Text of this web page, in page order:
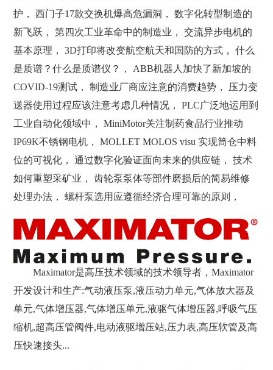
护， 西门子17款交换机爆高危漏洞， 数字化转型制造的
新飞跃， 第四次工业革命中的制造业， 交流异步电机的
基本原理， 3D打印将改变航空航天和国防的方式， 什么
是质谱？什么是质谱仪？， ABB机器人加快了新加坡的
COVID-19测试， 制造业厂商应注意的消费趋势， 压力变
送器使用过程应该注意考虑几种情况， PLC广泛地运用到
工业自动化领域中， MiniMotor关注制药食品行业推动
IP69K不锈钢电机， MOLLET MOLOS visu 实现筒仓中料
位的可视化， 通过数字化验证面向未来的供应链， 技术
如何重塑采矿业， 齿轮泵泵体等部件磨损后的简易维修
处理办法， 螺杆泵选用应遵循经济合理可靠的原则，
Maximator是高压技术领域的技术领导者，Maximator
开发设计和生产:气动液压泵,液压动力单元,气体放大器及
单元,气体增压器,气体增压单元,液驱气体增压器,呼吸气压
缩机,超高压管阀件,电动液驱增压站,压力表,高压软管及高
压快速接头...